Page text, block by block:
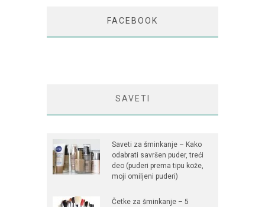
FACEBOOK
SAVETI
Saveti za šminkanje – Kako
odabrati savršen puder, treći
deo (puderi prema tipu kože,
moji omiljeni puderi)
Četke za šminkanje – 5